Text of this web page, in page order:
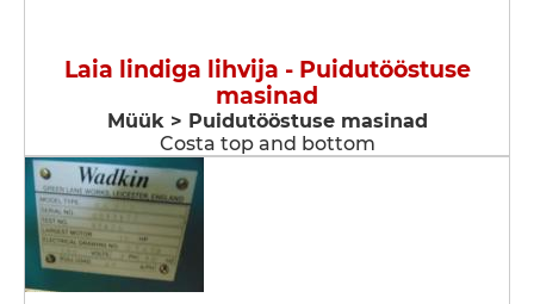
Laia lindiga lihvija - Puidutööstuse
masinad
Müük > Puidutööstuse masinad
Costa top and bottom